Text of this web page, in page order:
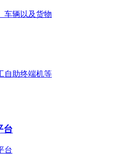
车辆以及货物
自助终端机等
台
台